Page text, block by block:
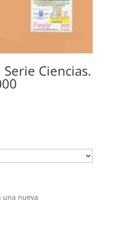
Ciencias.
una nueva